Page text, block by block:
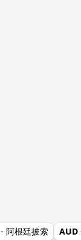
- 阿根廷披索 AUD